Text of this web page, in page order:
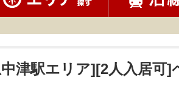
津駅エリア][2人入居可